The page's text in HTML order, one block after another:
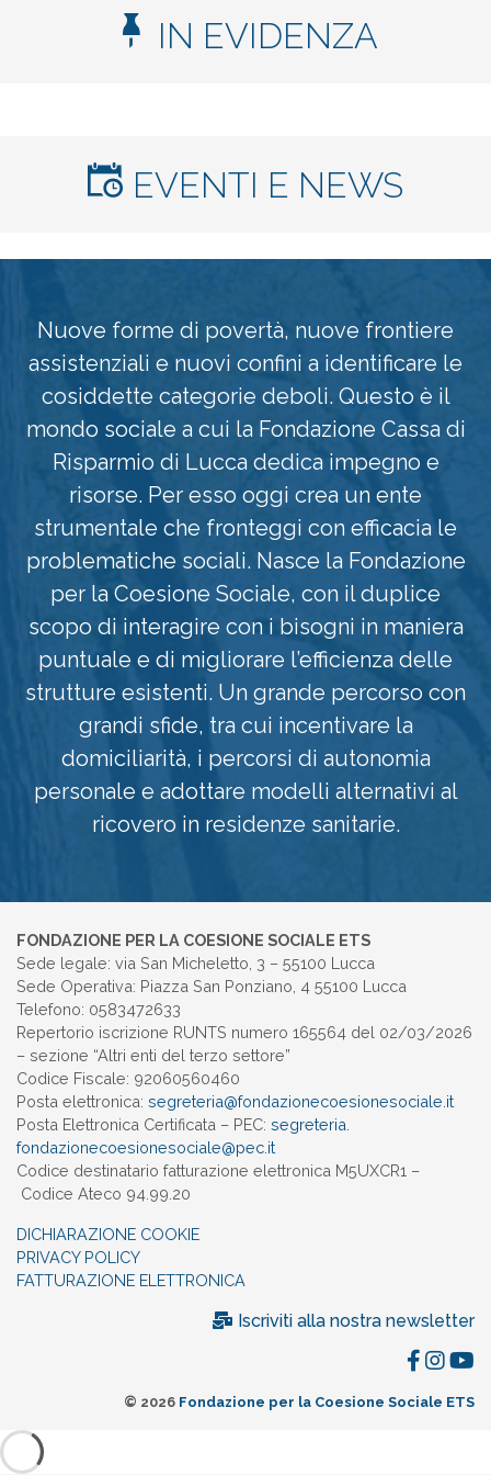
IN EVIDENZA
EVENTI E NEWS
Nuove forme di povertà, nuove frontiere
assistenziali e nuovi confini a identificare le
cosiddette categorie deboli. Questo è il
mondo sociale a cui la Fondazione Cassa di
Risparmio di Lucca dedica impegno e
risorse. Per esso oggi crea un ente
strumentale che fronteggi con efficacia le
problematiche sociali. Nasce la Fondazione
per la Coesione Sociale, con il duplice
scopo di interagire con i bisogni in maniera
puntuale e di migliorare l’efficienza delle
strutture esistenti. Un grande percorso con
grandi sfide, tra cui incentivare la
domiciliarità, i percorsi di autonomia
personale e adottare modelli alternativi al
ricovero in residenze sanitarie.
FONDAZIONE PER LA COESIONE SOCIALE ETS
Sede legale: via San Micheletto, 3 – 55100 Lucca
Sede Operativa: Piazza San Ponziano, 4 55100 Lucca
Telefono: 0583472633
Repertorio iscrizione RUNTS numero 165564 del 02/03/2026
– sezione “Altri enti del terzo settore”
Codice Fiscale: 92060560460
Posta elettronica: segreteria@fondazionecoesionesociale.it
Posta Elettronica Certificata – PEC: segreteria.
fondazionecoesionesociale@pec. it
Codice destinatario fatturazione elettronica M5UXCR1 –
Codice Ateco 94.99.20
DICHIARAZIONE COOKIE
PRIVACY POLICY
FATTURAZIONE ELETTRONICA
Iscriviti alla nostra newsletter
© 2026 Fondazione per la Coesione Sociale ETS